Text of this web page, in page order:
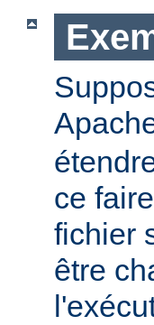
ce
fichier
être